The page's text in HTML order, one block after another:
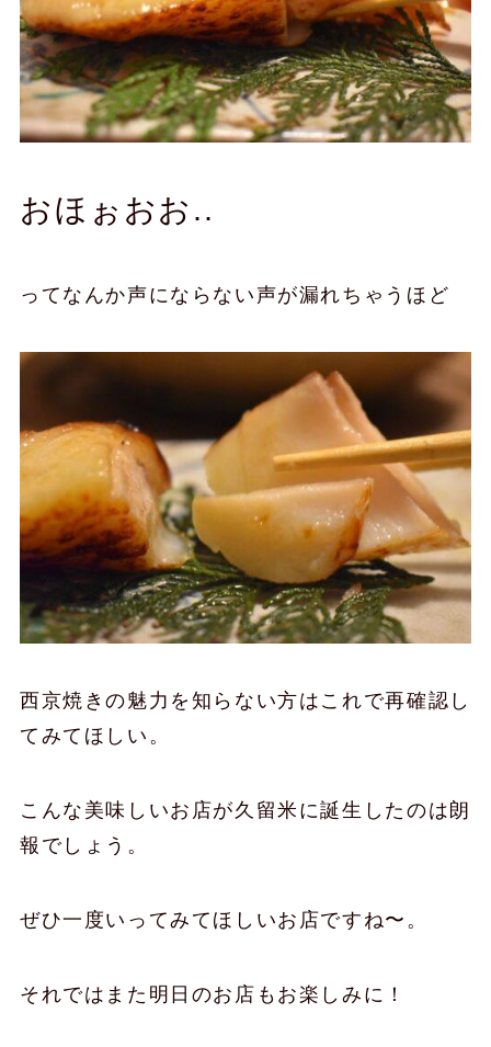
おほぉおお..
ってなんか声にならない声が漏れちゃうほど
西京焼きの魅力を知らない方はこれで再確認し
てみてほしい。
こんな美味しいお店が久留米に誕生したのは朗
報でしょう。
ぜひ一度いってみてほしいお店ですね〜。
それではまた明日のお店もお楽しみに！